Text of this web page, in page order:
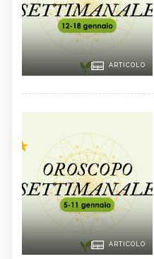
ARTICOLO
ARTICOLO